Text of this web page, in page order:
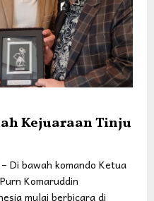
Kejuaraan Tinju
Di bawah komando Ketua
Komaruddin
mulai berbicara di